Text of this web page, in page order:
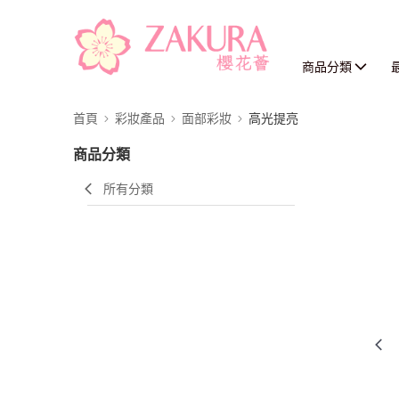
商品分類
首頁 彩妝產品 面部彩妝 高光提亮
商品分類
所有分類